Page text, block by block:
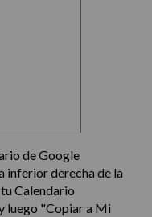
de Google
inferior derecha de la
Calendario
luego "Copiar a Mi